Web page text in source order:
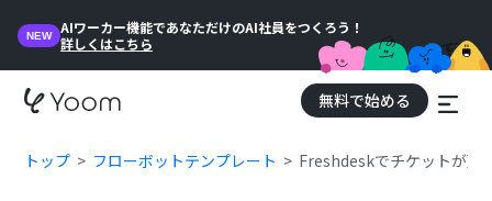
NEW
AIワーカー機能であなただけのAI社員をつくろう！
詳しくはこちら
無料で始める
トップ フローボットテンプレート Freshdeskでチケットが更